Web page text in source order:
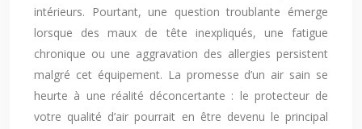
intérieurs. Pourtant, une question troublante émerge
lorsque des maux de tête inexpliqués, une fatigue
chronique ou une aggravation des allergies persistent
malgré cet équipement. La promesse d’un air sain se
heurte à une réalité déconcertante : le protecteur de
votre qualité d’air pourrait en être devenu le principal